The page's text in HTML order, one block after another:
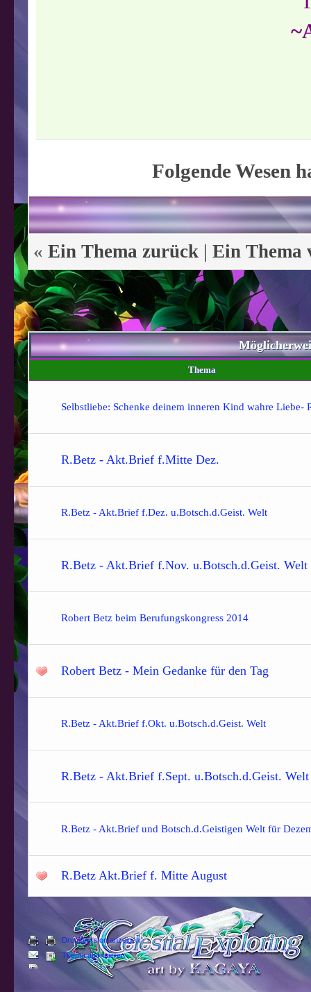
Folgende Wesen
« Ein Thema zurück | Ein Thema
Thema
Selbstliebe: Schenke deinem inneren Kind wahre Liebe-
R.Betz - Akt.Brief f.Mitte Dez.
R.Betz - Akt.Brief f.Dez. u.Botsch.d.Geist. Welt
R.Betz - Akt.Brief f.Nov. u.Botsch.d.Geist. Welt
Robert Betz beim Berufungskongress 2014
Robert Betz - Mein Gedanke für den Tag
R.Betz - Akt.Brief f.Okt. u.Botsch.d.Geist. Welt
R.Betz - Akt.Brief f.Sept. u.Botsch.d.Geist. Welt
R.Betz - Akt.Brief und Botsch.d.Geistigen Welt für
R.Betz Akt.Brief f. Mitte August
Druckversion anzeigen
Thema abonnieren